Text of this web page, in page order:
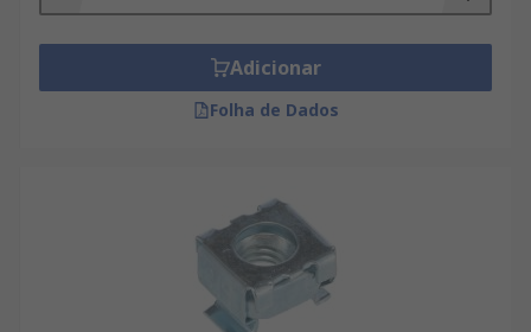
Adicionar
Folha de Dados